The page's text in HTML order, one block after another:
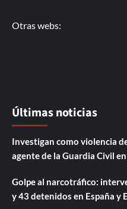
Otras webs:
Últimas noticias
Investigan como violencia
agente de la Guardia Civil
Golpe al narcotráfico:
y 43 detenidos en España y